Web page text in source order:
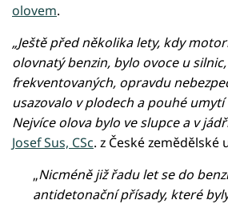
olovem.
„Ještě před několika lety, kdy
olovnatý benzin, bylo ovoce u
frekventovaných, opravdu
usazovalo v plodech a pouhé
Nejvíce olova bylo ve slupce a v
Josef Sus, CSc. z České zemědělské
„Nicméně již řadu let se do
antidetonační přísady, které